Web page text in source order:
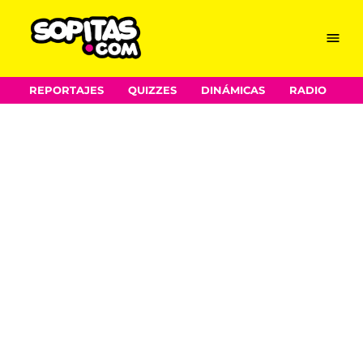
Menu
REPORTAJES QUIZZES DINÁMICAS RADIO